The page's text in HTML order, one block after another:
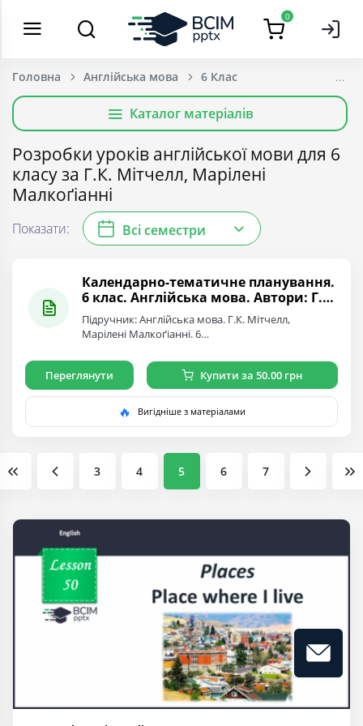
0
Головна Англійська мова 6 Клас
Каталог матеріалів
Розробки уроків англійської мови для 6
класу за Г.К. Мітчелл, Марілені
Малкоґіанні
Показати: Всі семестри
Календарно-тематичне планування.
6 клас. Англійська мова. Автори: Г.
К. Мітчелл, Марілені Малкоґіанні
Підручник: Англійська мова. Г.К. Мітчелл,
Марілені Малкоґіанні. 6…
Переглянути Купити за 50.00 грн
🔥 Вигідніше з матеріалами
3 4 5 6 7